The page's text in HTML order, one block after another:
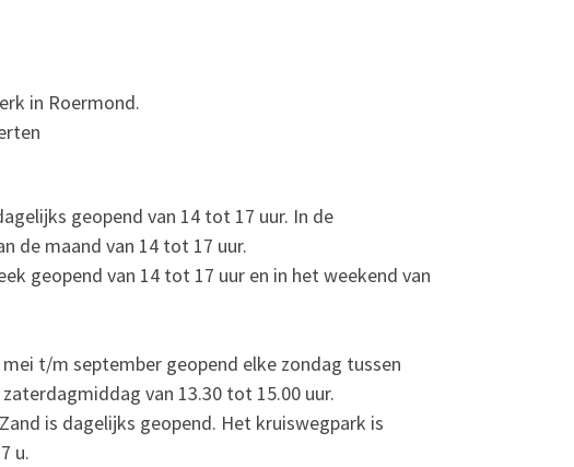
in Roermond.
geopend van 14 tot 17 uur. In de
de maand van 14 tot 17 uur.
geopend van 14 tot 17 uur en in het weekend van
t/m september geopend elke zondag tussen
van 13.30 tot 15.00 uur.
is dagelijks geopend. Het kruiswegpark is
u.